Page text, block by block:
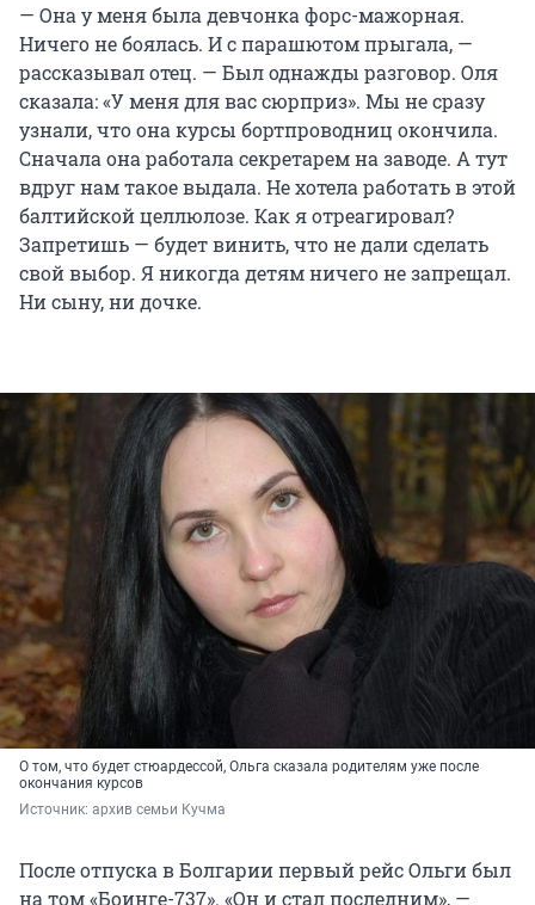
— Она у меня была девчонка форс-мажорная.
Ничего не боялась. И с парашютом прыгала, —
рассказывал отец. — Был однажды разговор. Оля
сказала: «У меня для вас сюрприз». Мы не сразу
узнали, что она курсы бортпроводниц окончила.
Сначала она работала секретарем на заводе. А тут
вдруг нам такое выдала. Не хотела работать в этой
балтийской целлюлозе. Как я отреагировал?
Запретишь — будет винить, что не дали сделать
свой выбор. Я никогда детям ничего не запрещал.
Ни сыну, ни дочке.
О том, что будет стюардессой, Ольга сказала родителям уже после
окончания курсов
Источник: архив семьи Кучма
После отпуска в Болгарии первый рейс Ольги был
на том «Боинге-737». «Он и стал последним», —